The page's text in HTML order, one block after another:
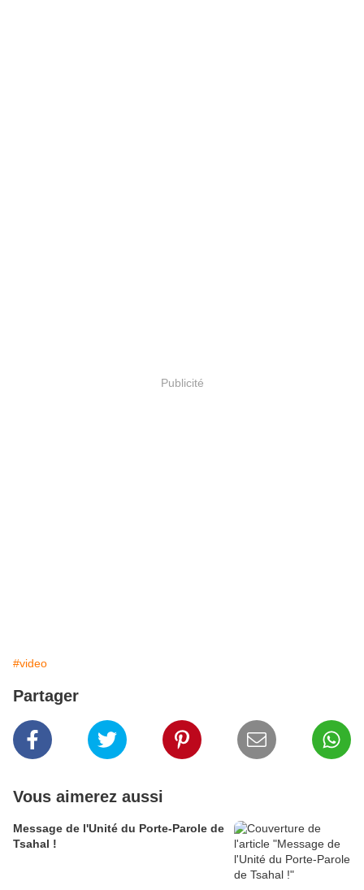
Publicité
#video
Partager
Vous aimerez aussi
Message de l'Unité du Porte-Parole de
Tsahal !